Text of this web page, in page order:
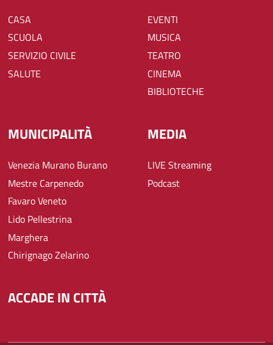
CASA
SCUOLA
SERVIZIO CIVILE
SALUTE
EVENTI
MUSICA
TEATRO
CINEMA
BIBLIOTECHE
MUNICIPALITÀ
Venezia Murano Burano
Mestre Carpenedo
Favaro Veneto
Lido Pellestrina
Marghera
Chirignago Zelarino
MEDIA
LIVE Streaming
Podcast
ACCADE IN CITTÀ